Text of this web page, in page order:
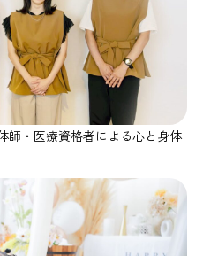
師・医療資格者による心と身体